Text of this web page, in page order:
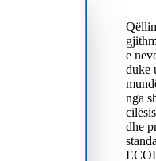
e
duke
nga
dhe